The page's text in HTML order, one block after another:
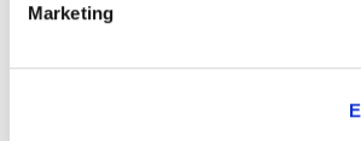
Marketing